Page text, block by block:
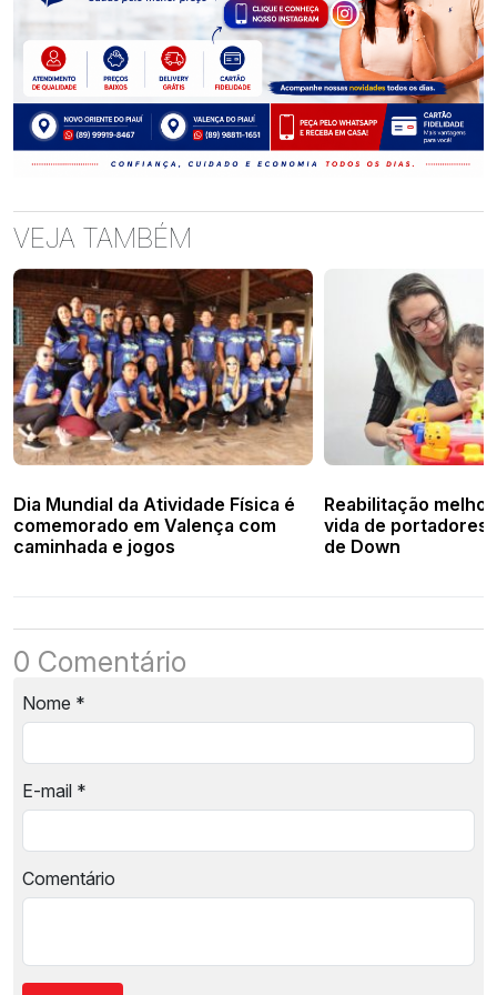
VEJA TAMBÉM
Dia Mundial da Atividade Física é
comemorado em Valença com
caminhada e jogos
Reabilitação
vida de portadores
de Down
0 Comentário
Nome *
E-mail *
Comentário